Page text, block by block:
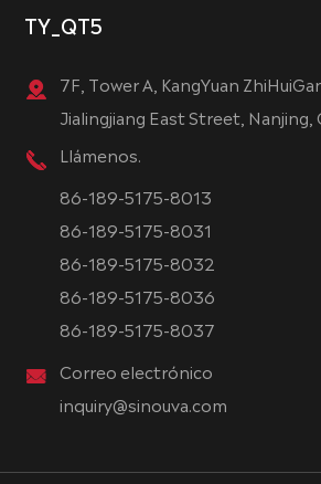
TY_QT5
7F, Tower A, KangYuan
Jialingjiang East Street, Nanjing,
Llámenos.
86-189-5175-8013
86-189-5175-8031
86-189-5175-8032
86-189-5175-8036
86-189-5175-8037
Correo electrónico
inquiry@sinouva.com